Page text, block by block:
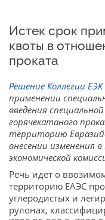
Истек срок
квоты в
проката
Решение Коллегии
применении
введения
горячекатаного
территорию
внесении изменения
экономической
Речь идет о
территорию ЕАЭС
углеродистых и
рулонах,